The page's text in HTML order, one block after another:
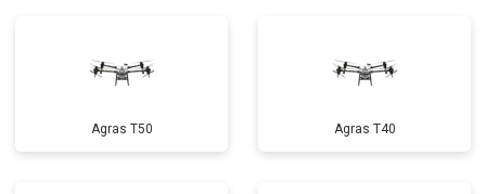
Agras T50 Agras T40